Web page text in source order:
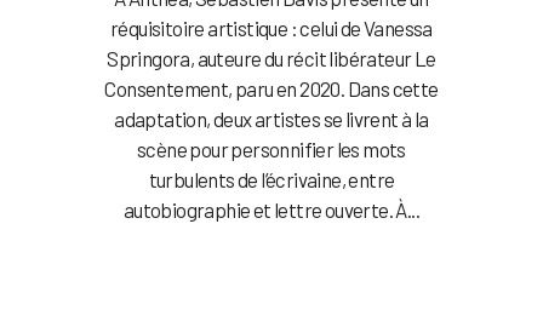
réquisitoire artistique : celui de Vanessa
Springora, auteure du récit libérateur Le
Consentement, paru en 2020. Dans cette
adaptation, deux artistes se livrent à la
scène pour personnifier les mots
turbulents de l’écrivaine, entre
autobiographie et lettre ouverte. À...